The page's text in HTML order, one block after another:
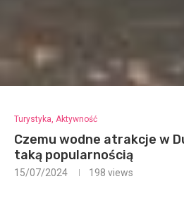
Turystyka, Aktywność
Czemu wodne atrakcje w
taką popularnością
15/07/2024 198 views